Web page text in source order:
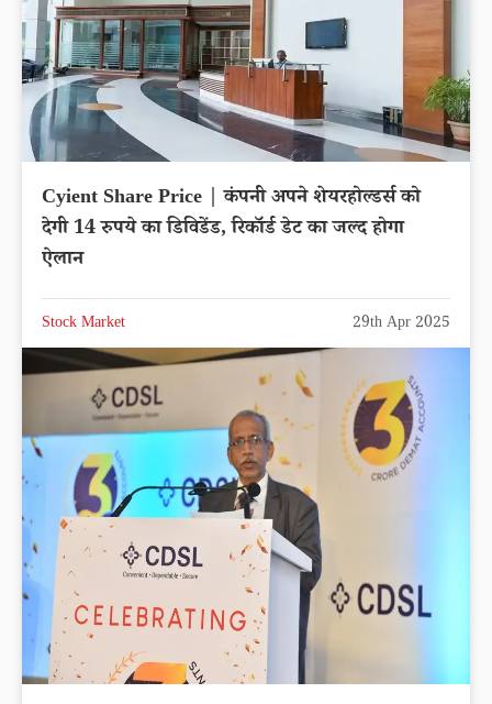
Cyient Share Price | कंपनी अपने शेयरहोल्डर्स को
देगी 14 रुपये का डिविडेंड, रिकॉर्ड डेट का जल्द होगा
ऐलान
Stock Market 29th Apr 2025